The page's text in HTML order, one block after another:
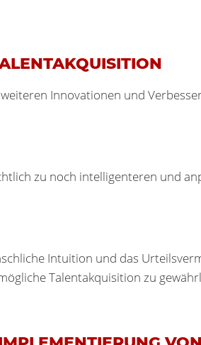
Innovationen und
zu noch intelligenteren und
Intuition und das
Talentakquisition zu